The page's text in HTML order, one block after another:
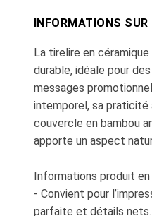
INFORMATIONS SUR
La tirelire en
durable, idéale pour
messages
intemporel, sa
couvercle en bambou
apporte un aspect
Informations produit
- Convient pour
parfaite et détails nets.